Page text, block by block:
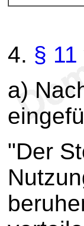
4. § 11
a)
"Der